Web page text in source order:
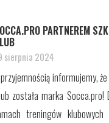
PARTNEREM
sierpnia 2024
informujemy,
została marka
treningów